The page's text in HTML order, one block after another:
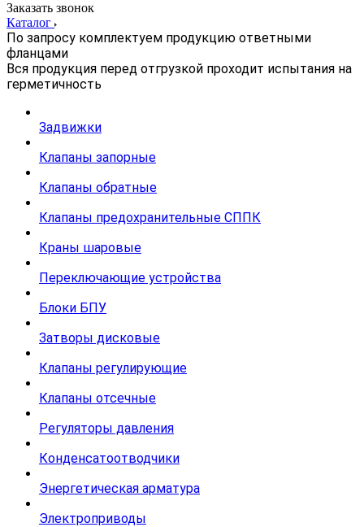
Заказать звонок
Каталог
По запросу комплектуем продукцию ответными
фланцами
Вся продукция перед отгрузкой проходит испытания на
герметичность
Задвижки
Клапаны запорные
Клапаны обратные
Клапаны предохранительные СППК
Краны шаровые
Переключающие устройства
Блоки БПУ
Затворы дисковые
Клапаны регулирующие
Клапаны отсечные
Регуляторы давления
Конденсатоотводчики
Энергетическая арматура
Электроприводы